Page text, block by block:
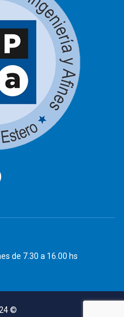
de 7.30 a 16.00 hs
©